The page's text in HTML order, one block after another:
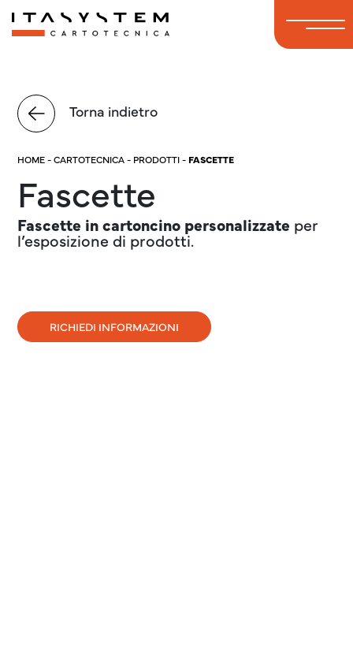
Torna indietro
HOME-CARTOTECNICA- PRODOTTI- FASCETTE
Fascette
Fascette in cartoncino personalizzate per
l’esposizione di prodotti.
RICHIEDI INFORMAZIONI